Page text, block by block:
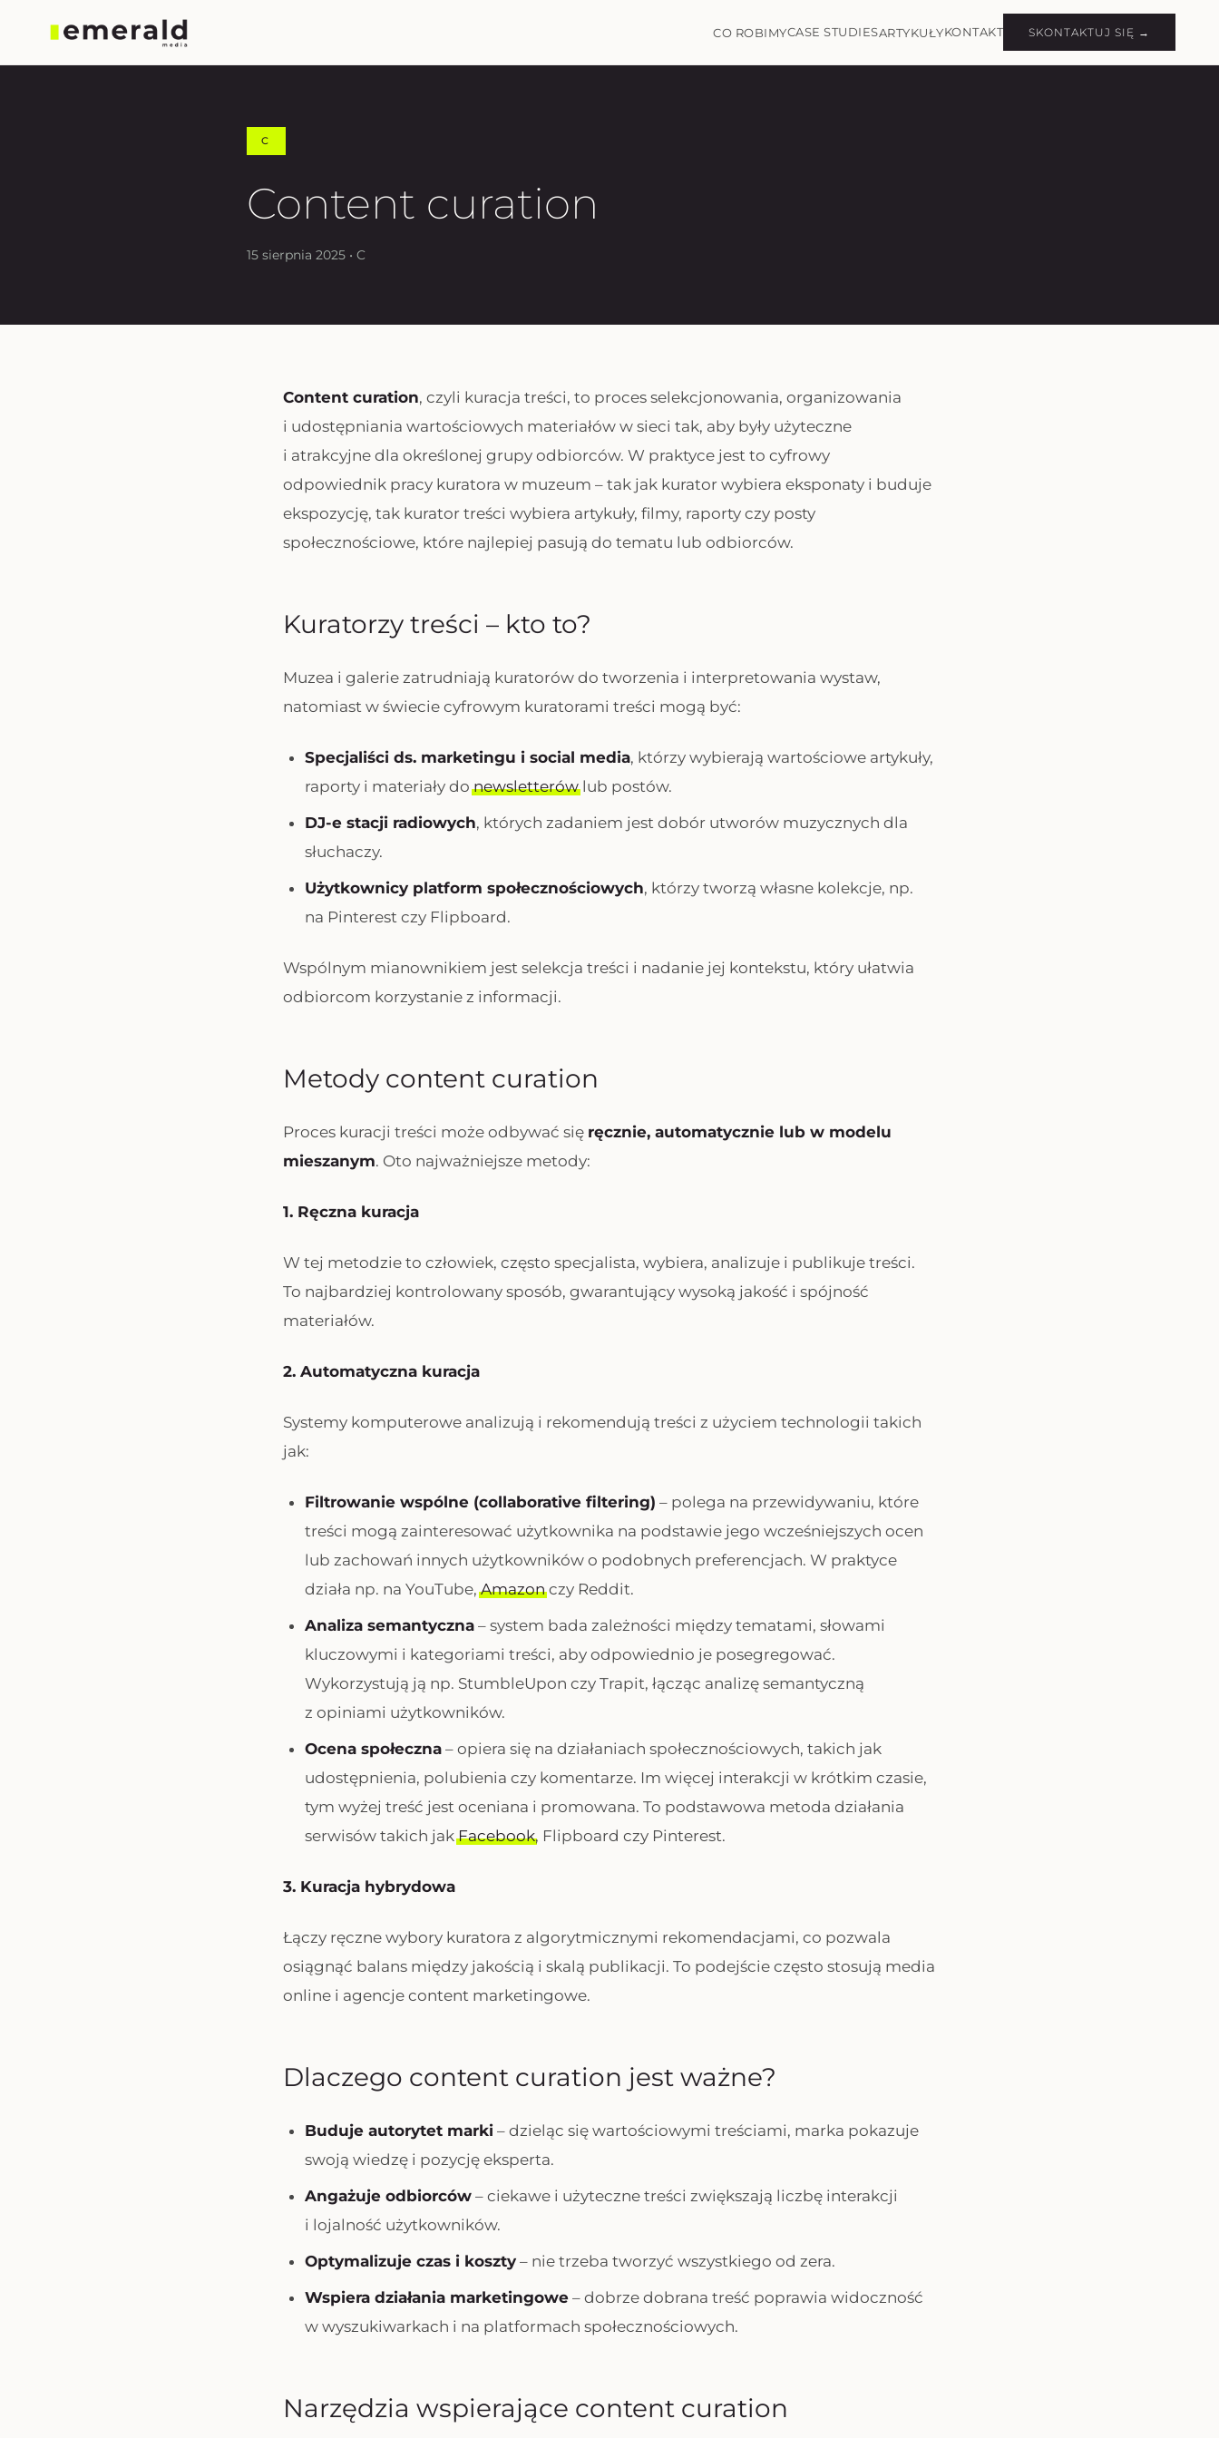
CO ROBIMYCASE STUDIESARTYKUŁYKONTAKT SKONTAKTUJ SIĘ →
C
Content curation
15 sierpnia 2025 • C
Content curation, czyli kuracja treści, to proces selekcjonowania, organizowania
i udostępniania wartościowych materiałów w sieci tak, aby były użyteczne
i atrakcyjne dla określonej grupy odbiorców. W praktyce jest to cyfrowy
odpowiednik pracy kuratora w muzeum – tak jak kurator wybiera eksponaty i buduje
ekspozycję, tak kurator treści wybiera artykuły, filmy, raporty czy posty
społecznościowe, które najlepiej pasują do tematu lub odbiorców.
Kuratorzy treści – kto to?
Muzea i galerie zatrudniają kuratorów do tworzenia i interpretowania wystaw,
natomiast w świecie cyfrowym kuratorami treści mogą być:
Specjaliści ds. marketingu i social media, którzy wybierają wartościowe artykuły,
raporty i materiały donewsletterówlub postów.
DJ-e stacji radiowych, których zadaniem jest dobór utworów muzycznych dla
słuchaczy.
Użytkownicy platform społecznościowych, którzy tworzą własne kolekcje, np.
na Pinterest czy Flipboard.
Wspólnym mianownikiem jest selekcja treści i nadanie jej kontekstu, który ułatwia
odbiorcom korzystanie z informacji.
Metody content curation
Proces kuracji treści może odbywać się ręcznie, automatycznie lub w modelu
mieszanym. Oto najważniejsze metody:
1. Ręczna kuracja
W tej metodzie to człowiek, często specjalista, wybiera, analizuje i publikuje treści.
To najbardziej kontrolowany sposób, gwarantujący wysoką jakość i spójność
materiałów.
2. Automatyczna kuracja
Systemy komputerowe analizują i rekomendują treści z użyciem technologii takich
jak:
Filtrowanie wspólne (collaborative filtering) – polega na przewidywaniu, które
treści mogą zainteresować użytkownika na podstawie jego wcześniejszych ocen
lub zachowań innych użytkowników o podobnych preferencjach. W praktyce
działa np. na YouTube,Amazonczy Reddit.
Analiza semantyczna – system bada zależności między tematami, słowami
kluczowymi i kategoriami treści, aby odpowiednio je posegregować.
Wykorzystują ją np. StumbleUpon czy Trapit, łącząc analizę semantyczną
z opiniami użytkowników.
Ocena społeczna – opiera się na działaniach społecznościowych, takich jak
udostępnienia, polubienia czy komentarze. Im więcej interakcji w krótkim czasie,
tym wyżej treść jest oceniana i promowana. To podstawowa metoda działania
serwisów takich jakFacebook, Flipboard czy Pinterest.
3. Kuracja hybrydowa
Łączy ręczne wybory kuratora z algorytmicznymi rekomendacjami, co pozwala
osiągnąć balans między jakością i skalą publikacji. To podejście często stosują media
online i agencje content marketingowe.
Dlaczego content curation jest ważne?
Buduje autorytet marki – dzieląc się wartościowymi treściami, marka pokazuje
swoją wiedzę i pozycję eksperta.
Angażuje odbiorców – ciekawe i użyteczne treści zwiększają liczbę interakcji
i lojalność użytkowników.
Optymalizuje czas i koszty – nie trzeba tworzyć wszystkiego od zera.
Wspiera działania marketingowe – dobrze dobrana treść poprawia widoczność
w wyszukiwarkach i na platformach społecznościowych.
Narzędzia wspierające content curation